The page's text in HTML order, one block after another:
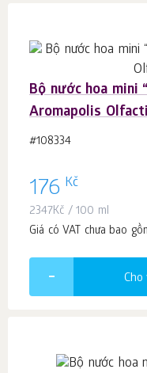
Bộ nước hoa mini
Aromapolis
#108334
176 Kč
2347Kč / 100 ml
Giá có VAT chưa bao
Cho